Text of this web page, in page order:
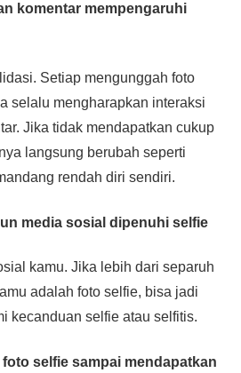
komentar mempengaruhi
Setiap mengunggah foto
selalu mengharapkan interaksi
Jika tidak mendapatkan cukup
langsung berubah seperti
rendah diri sendiri.
media sosial dipenuhi selfie
kamu. Jika lebih dari separuh
adalah foto selfie, bisa jadi
kecanduan selfie atau selfitis.
selfie sampai mendapatkan